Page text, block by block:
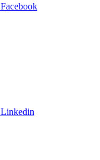
Facebook
Linkedin